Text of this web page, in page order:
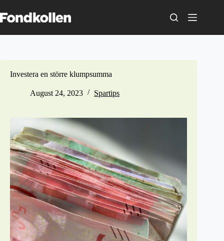
to
content
Investera en större klumpsumma
August 24, 2023 Spartips